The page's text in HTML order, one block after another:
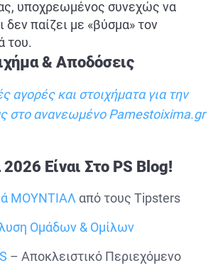
υποχρεωμένος συνεχώς να
δεν παίζει με «βύσμα» τον
του.
& Αποδόσεις
αγορές και στοιχήματα για την
στο ανανεωμένο Pamestoixima.gr
Είναι Στο PS Blog!
ΜΟΥΝΤΙΑΛ από τους Tipsters
Ομάδων & Ομίλων
– Αποκλειστικό Περιεχόμενο